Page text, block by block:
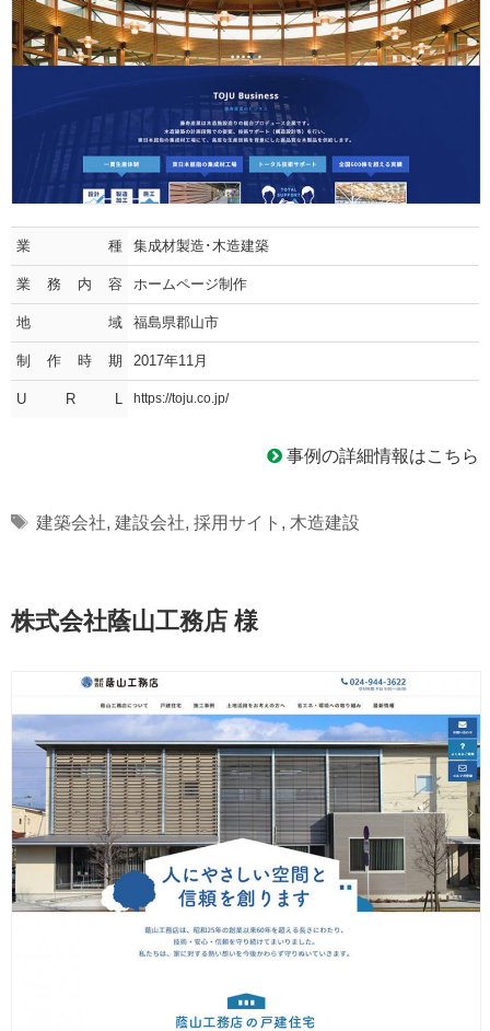
業種 集成材製造･木造建築
業務内容 ホームページ制作
地域 福島県郡山市
制作時期 2017年11月
U R L https://toju.co.jp/
事例の詳細情報はこちら
Tags
建築会社, 建設会社, 採用サイト , 木造建設
株式会社蔭山工務店 様